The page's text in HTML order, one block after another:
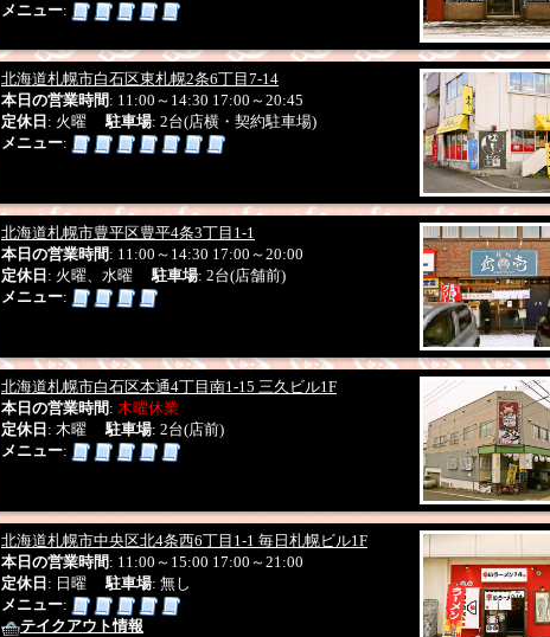
メニュー:
北海道札幌市白石区東札幌2条6丁目7-14
本日の営業時間 : 11:00～14:30 17:00～20:45
定休日 : 火曜駐車場: 2台(店横・契約駐車場)
メニュー:
北海道札幌市豊平区豊平4条3丁目1-1
本日の営業時間 : 11:00～14:30 17:00～20:00
定休日 : 火曜、水曜駐車場: 2台(店舗前)
メニュー:
北海道札幌市白石区本通4丁目南1-15 三久ビル1F
本日の営業時間 : 木曜休業
定休日 : 木曜駐車場: 2台(店前)
メニュー:
北海道札幌市中央区北4条西6丁目1-1 毎日札幌ビル1F
本日の営業時間 : 11:00～15:00 17:00～21:00
定休日 : 日曜駐車場: 無し
メニュー:
テイクアウト情報